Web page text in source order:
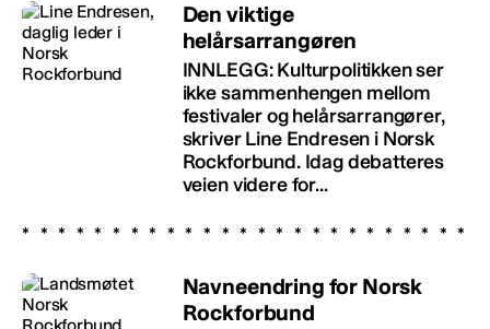
Den viktige
helårsarrangøren
INNLEGG: Kulturpolitikken ser
ikke sammenhengen mellom
festivaler og helårsarrangører,
skriver Line Endresen i Norsk
Rockforbund. Idag debatteres
veien videre for...
Navneendring for Norsk
Rockforbund